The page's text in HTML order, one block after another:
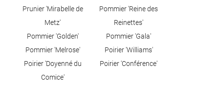
Prunier 'Mirabelle de
Metz'
Pommier 'Reine des
Reinettes'
Pommier 'Golden'
Pommier 'Gala'
Pommier 'Melrose'
Poirier 'Williams'
Poirier 'Doyenné du
Comice'
Poirier 'Conférence'